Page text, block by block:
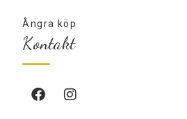
Ångra köp
Kontakt